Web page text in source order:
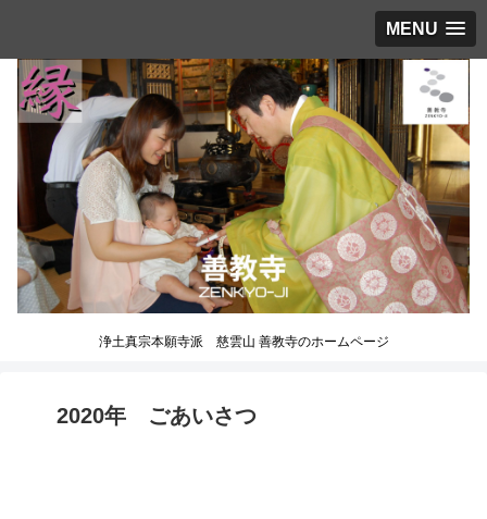
MENU
浄土真宗本願寺派 慈雲山 善教寺のホームページ
2020年 ごあいさつ